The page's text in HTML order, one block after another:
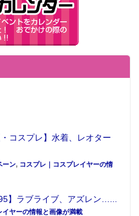
年3月16日（月）～
サイズピザ ※シェフズ・
クピザ、ダブルボックス
タート！
サイズピザをテイクアウ
コスプレ】水着、レオター
ーン, コスプレ｜コスプレイヤーの情
】ラブライブ、アズレン…...
イヤーの情報と画像が満載